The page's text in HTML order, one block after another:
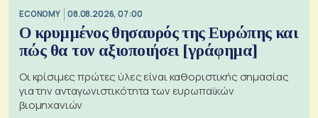
ECONOMY 08.08.2026, 07:00
Ο κρυμμένος θησαυρός της Ευρώπης και
πώς θα τον αξιοποιήσει [γράφημα]
Οι κρίσιμες πρώτες ύλες είναι καθοριστικής σημασίας
για την ανταγωνιστικότητα των ευρωπαϊκών
βιομηχανιών